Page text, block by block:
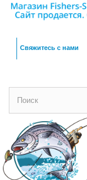
Свяжитесь с нами